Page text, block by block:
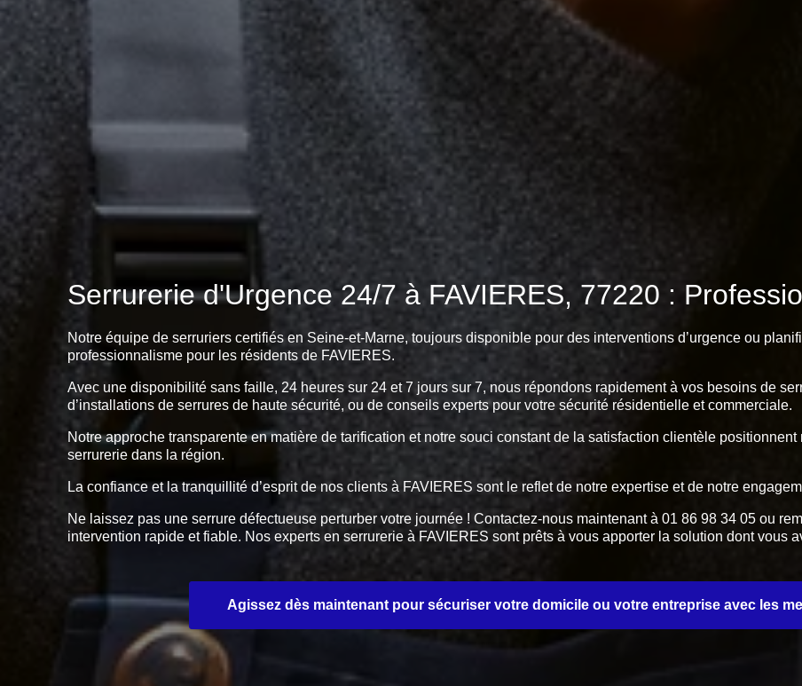
Serrurerie d'Urgence 24/7 à FAVIERES, 77220 :
Notre équipe de serruriers certifiés en Seine-et-Marne, toujours disponible pour des interventions d’urgence ou
professionnalisme pour les résidents de FAVIERES.
Avec une disponibilité sans faille, 24 heures sur 24 et 7 jours sur 7, nous répondons rapidement à vos besoins de
d’installations de serrures de haute sécurité, ou de conseils experts pour votre sécurité résidentielle et commerciale.
Notre approche transparente en matière de tarification et notre souci constant de la satisfaction clientèle
serrurerie dans la région.
La confiance et la tranquillité d’esprit de nos clients à FAVIERES sont le reflet de notre expertise et de notre
Ne laissez pas une serrure défectueuse perturber votre journée ! Contactez-nous maintenant à 01 86 98 34 05 ou
intervention rapide et fiable. Nos experts en serrurerie à FAVIERES sont prêts à vous apporter la solution dont vous
Agissez dès maintenant pour sécuriser votre domicile ou votre entreprise avec les